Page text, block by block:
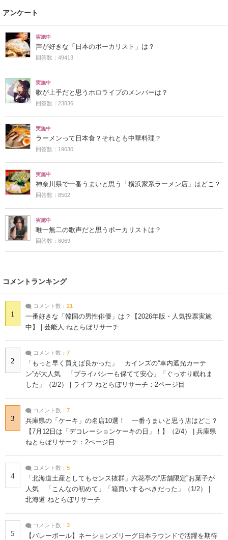
アンケート
実施中
声が好きな「日本のボーカリスト」は？
回答数：49413
実施中
歌が上手だと思うホロライブのメンバーは？
回答数：23836
実施中
ラーメンって日本食？それとも中華料理？
回答数：19630
実施中
神奈川県で一番うまいと思う「横浜家系ラーメン店」はどこ？
回答数：8502
実施中
唯一無二の歌声だと思うボーカリストは？
回答数：8069
コメントランキング
1
コメント数： 21
一番好きな「韓国の男性俳優」は？【2026年版・人気投票実施
中】 | 芸能人 ねとらぼリサーチ
2
コメント数： 7
「もっと早く買えば良かった」 カインズの“車内遮光カーテ
ン”が大人気 「プライバシーも保てて安心」「ぐっすり眠れま
した」（2/2） | ライフ ねとらぼリサーチ：2ページ目
3
コメント数： 7
兵庫県の「ケーキ」の名店10選！ 一番うまいと思う店はどこ？
【7月12日は「デコレーションケーキの日」！】（2/4） | 兵庫県
ねとらぼリサーチ：2ページ目
4
コメント数： 5
「北海道土産としてもセンス抜群」六花亭の“店舗限定”お菓子が
人気 「こんなの初めて」「箱買いするべきだった」（1/2） |
北海道 ねとらぼリサーチ
5
コメント数： 3
【バレーボール】ネーションズリーグ日本ラウンドで活躍を期待